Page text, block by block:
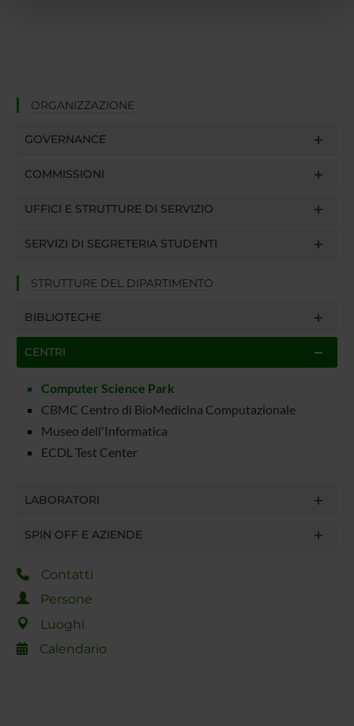
ORGANIZZAZIONE
GOVERNANCE
COMMISSIONI
UFFICI E STRUTTURE DI SERVIZIO
SERVIZI DI SEGRETERIA STUDENTI
STRUTTURE DEL DIPARTIMENTO
BIBLIOTECHE
CENTRI
Computer Science Park
CBMC Centro di BioMedicina Computazionale
Museo dell'Informatica
ECDL Test Center
LABORATORI
SPIN OFF E AZIENDE
Contatti
Persone
Luoghi
Calendario